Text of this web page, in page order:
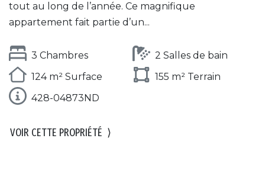
tout au long de l’année. Ce magnifique
appartement fait partie d’un...
3 Chambres
2 Salles de bain
124 m² Surface
155 m² Terrain
428-04873ND
VOIR CETTE PROPRIÉTÉ ⟩